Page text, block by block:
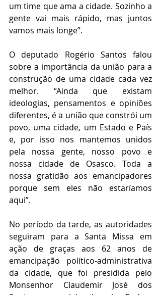
um time que ama a cidade. Sozinho a
gente vai mais rápido, mas juntos
vamos mais longe”.
O deputado Rogério Santos falou
sobre a importância da união para a
construção de uma cidade cada vez
melhor. “Ainda que existam
ideologias, pensamentos e opiniões
diferentes, é a união que constrói um
povo, uma cidade, um Estado e País
e, por isso nos mantemos unidos
pela nossa gente, nosso povo e
nossa cidade de Osasco. Toda a
nossa gratidão aos emancipadores
porque sem eles não estaríamos
aqui”.
No período da tarde, as autoridades
seguiram para a Santa Missa em
ação de graças aos 62 anos de
emancipação político-administrativa
da cidade, que foi presidida pelo
Monsenhor Claudemir José dos